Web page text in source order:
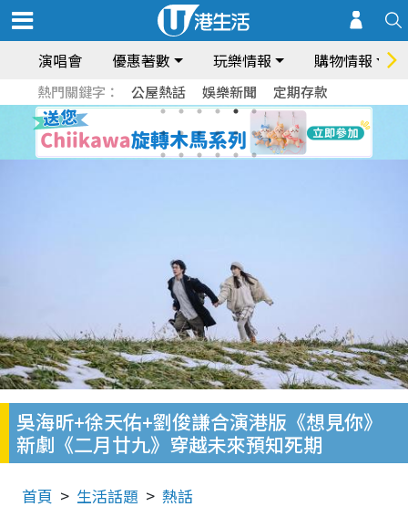
演唱會 優惠著數 玩樂情報 購物情報
熱門關鍵字： 公屋熱話 娛樂新聞 定期存款
吳海昕+徐天佑+劉俊謙合演港版《想見你》
新劇《二月廿九》穿越未來預知死期
首頁 生活話題 熱話